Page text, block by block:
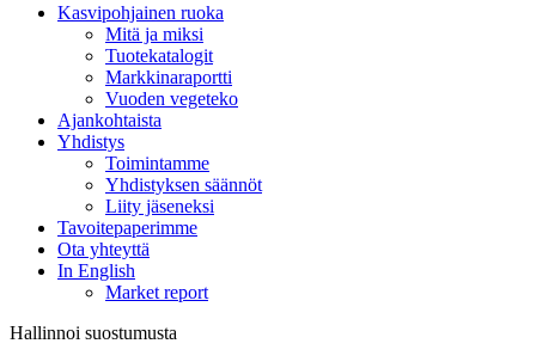
Close
Kasvipohjainen ruoka
Mitä ja miksi
Tuotekatalogit
Markkinaraportti
Vuoden vegeteko
Ajankohtaista
Yhdistys
Toimintamme
Yhdistyksen säännöt
Liity jäseneksi
Tavoitepaperimme
Ota yhteyttä
In English
Market report
Hallinnoi suostumusta